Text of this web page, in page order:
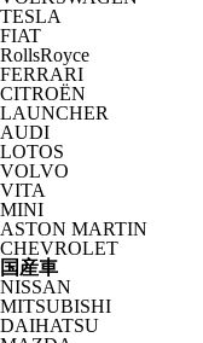
TESLA
FIAT
RollsRoyce
FERRARI
CITROËN
LAUNCHER
AUDI
LOTOS
VOLVO
VITA
MINI
ASTON MARTIN
CHEVROLET
国産車
NISSAN
MITSUBISHI
DAIHATSU